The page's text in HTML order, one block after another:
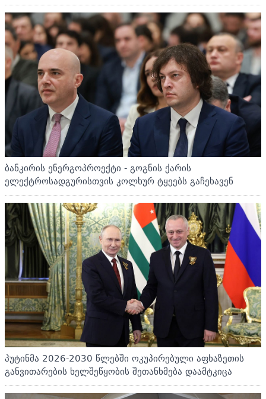
ბანკირის ენერგოპროექტი - გოგნის ქარის
ელექტროსადგურისთვის კოლხურ ტყეებს გაჩეხავენ
პუტინმა 2026-2030 წლებში ოკუპირებული აფხაზეთის
განვითარების ხელშეწყობის შეთანხმება დაამტკიცა